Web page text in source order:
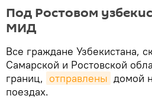
Под Ростовом
МИД
Все граждане Узбекистана,
Самарской и Ростовской
границ, отправлены домой
поездах.